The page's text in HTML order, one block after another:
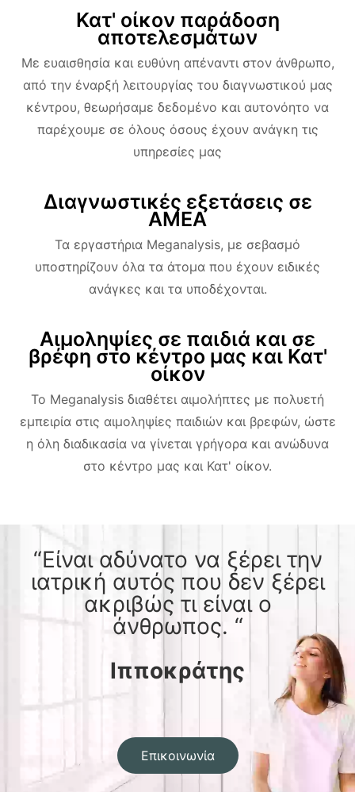
Κατ' οίκον παράδοση
αποτελεσμάτων
Με ευαισθησία και ευθύνη απέναντι στον άνθρωπο,
από την έναρξή λειτουργίας του διαγνωστικού μας
κέντρου, θεωρήσαμε δεδομένο και αυτονόητο να
παρέχουμε σε όλους όσους έχουν ανάγκη τις
υπηρεσίες μας
Διαγνωστικές εξετάσεις σε
ΑΜΕΑ
Τα εργαστήρια Meganalysis, με σεβασμό
υποστηρίζουν όλα τα άτομα που έχουν ειδικές
ανάγκες και τα υποδέχονται.
Αιμοληψίες σε παιδιά και σε
βρέφη στο κέντρο μας και Κατ'
οίκον
Το Meganalysis διαθέτει αιμολήπτες με πολυετή
εμπειρία στις αιμοληψίες παιδιών και βρεφών, ώστε
η όλη διαδικασία να γίνεται γρήγορα και ανώδυνα
στο κέντρο μας και Κατ' οίκον.
“Είναι αδύνατο να ξέρει την
ιατρική αυτός που δεν ξέρει
ακριβώς τι είναι ο
άνθρωπος. “
Ιπποκράτης
Επικοινωνία